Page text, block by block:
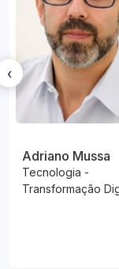
Adriano Mussa
Tecnologia -
Transformação
‹